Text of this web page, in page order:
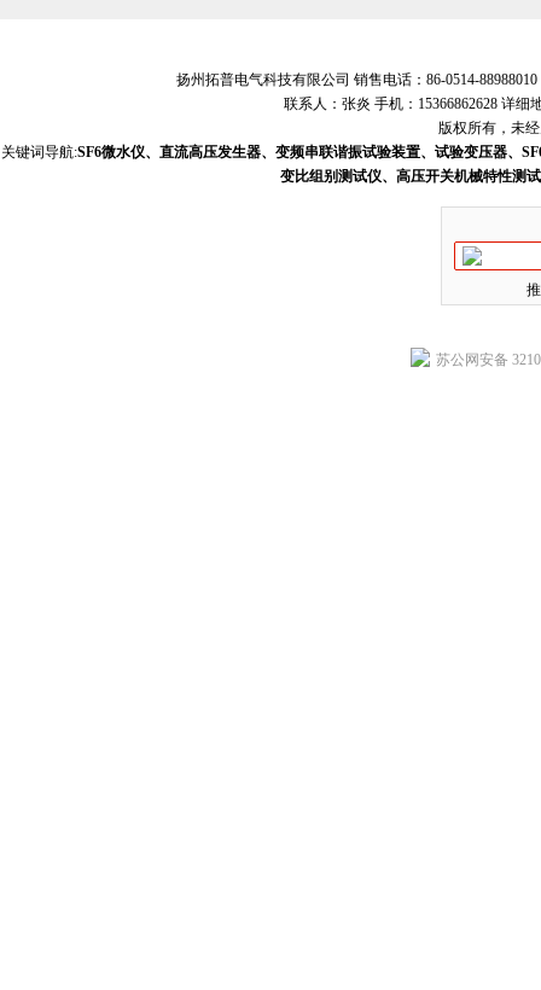
扬州拓普电气科技有限公司 销售电话：86-0514-
联系人：张炎 手机：15366862628 详
版权所有，未
关键词导航:SF6微水仪、直流高压发生器、变频串联谐振试验装置、试验变压器、
变比组别测试仪、高压开关机械特性测
苏公网安备